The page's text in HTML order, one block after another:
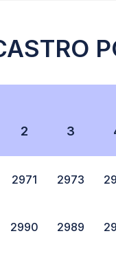
2 3
2971 2973
2990 2989